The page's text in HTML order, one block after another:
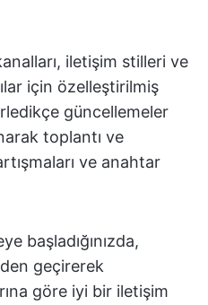
iletişim stilleri ve
için özelleştirilmiş
güncellemeler
toplantı ve
ve anahtar
başladığınızda,
geçirerek
göre iyi bir iletişim